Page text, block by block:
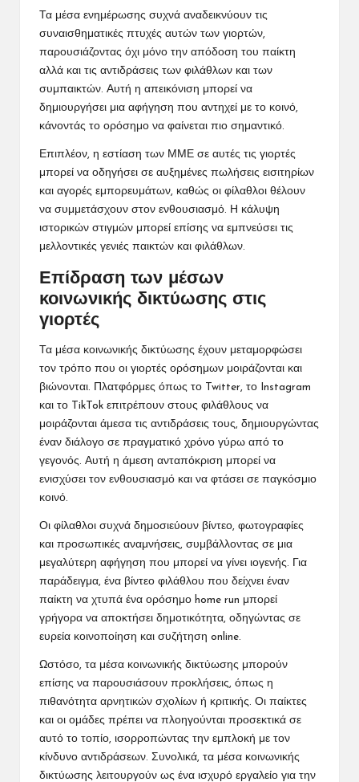
Τα μέσα ενημέρωσης συχνά αναδεικνύουν τις
συναισθηματικές πτυχές αυτών των γιορτών,
παρουσιάζοντας όχι μόνο την απόδοση του παίκτη
αλλά και τις αντιδράσεις των φιλάθλων και των
συμπαικτών. Αυτή η απεικόνιση μπορεί να
δημιουργήσει μια αφήγηση που αντηχεί με το κοινό,
κάνοντάς το ορόσημο να φαίνεται πιο σημαντικό.
Επιπλέον, η εστίαση των ΜΜΕ σε αυτές τις γιορτές
μπορεί να οδηγήσει σε αυξημένες πωλήσεις εισιτηρίων
και αγορές εμπορευμάτων, καθώς οι φίλαθλοι θέλουν
να συμμετάσχουν στον ενθουσιασμό. Η κάλυψη
ιστορικών στιγμών μπορεί επίσης να εμπνεύσει τις
μελλοντικές γενιές παικτών και φιλάθλων.
Επίδραση των μέσων
κοινωνικής δικτύωσης στις
γιορτές
Τα μέσα κοινωνικής δικτύωσης έχουν μεταμορφώσει
τον τρόπο που οι γιορτές ορόσημων μοιράζονται και
βιώνονται. Πλατφόρμες όπως το Twitter, το Instagram
και το TikTok επιτρέπουν στους φιλάθλους να
μοιράζονται άμεσα τις αντιδράσεις τους, δημιουργώντας
έναν διάλογο σε πραγματικό χρόνο γύρω από το
γεγονός. Αυτή η άμεση ανταπόκριση μπορεί να
ενισχύσει τον ενθουσιασμό και να φτάσει σε παγκόσμιο
κοινό.
Οι φίλαθλοι συχνά δημοσιεύουν βίντεο, φωτογραφίες
και προσωπικές αναμνήσεις, συμβάλλοντας σε μια
μεγαλύτερη αφήγηση που μπορεί να γίνει ιογενής. Για
παράδειγμα, ένα βίντεο φιλάθλου που δείχνει έναν
παίκτη να χτυπά ένα ορόσημο home run μπορεί
γρήγορα να αποκτήσει δημοτικότητα, οδηγώντας σε
ευρεία κοινοποίηση και συζήτηση online.
Ωστόσο, τα μέσα κοινωνικής δικτύωσης μπορούν
επίσης να παρουσιάσουν προκλήσεις, όπως η
πιθανότητα αρνητικών σχολίων ή κριτικής. Οι παίκτες
και οι ομάδες πρέπει να πλοηγούνται προσεκτικά σε
αυτό το τοπίο, ισορροπώντας την εμπλοκή με τον
κίνδυνο αντιδράσεων. Συνολικά, τα μέσα κοινωνικής
δικτύωσης λειτουργούν ως ένα ισχυρό εργαλείο για την